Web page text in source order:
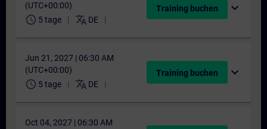
(UTC+00:00)
schedule 5 tage translate DE
Training buchen expand_more
Jun 21, 2027 | 06:30 AM
(UTC+00:00)
schedule 5 tage translate DE
Training buchen expand_more
Oct 04, 2027 | 06:30 AM